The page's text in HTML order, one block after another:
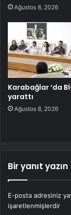
Ağustos 8, 2026
Karabağlar ‘da
yarattı
Ağustos 8, 2026
Bir yanıt yazın
E-posta adresiniz
işaretlenmişlerdir